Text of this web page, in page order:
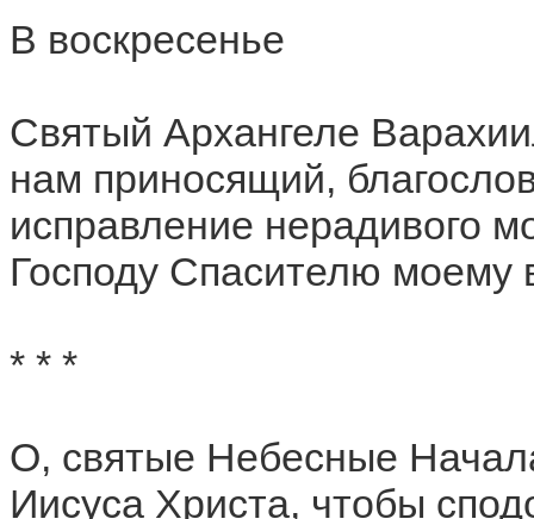
В воскресенье
Святый Архангеле
нам приносящий,
исправление нерадивого
Господу Спасителю моему
* * *
О, святые Небесные
Иисуса Христа, чтобы